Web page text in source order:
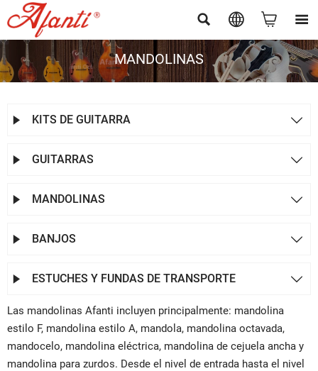
   
MANDOLINAS
 KITS DE GUITARRA 
 GUITARRAS 
 MANDOLINAS 
 BANJOS 
 ESTUCHES Y FUNDAS DE TRANSPORTE 
Las mandolinas Afanti incluyen principalmente: mandolina
estilo F, mandolina estilo A, mandola, mandolina octavada,
mandocelo, mandolina eléctrica, mandolina de cejuela ancha y
mandolina para zurdos. Desde el nivel de entrada hasta el nivel